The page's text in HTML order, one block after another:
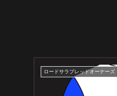
ロードサラブレッドオーナーズ